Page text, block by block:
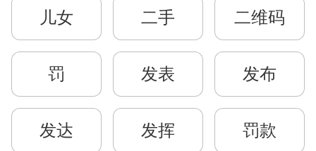
儿女 二手 二维码
罚 发表 发布
发达 发挥 罚款